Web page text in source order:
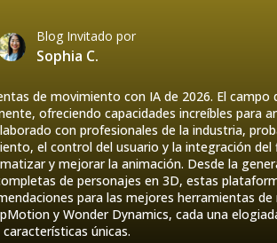
Blog Invitado por
Sophia C.
de movimiento con IA de 2026. El campo
ofreciendo capacidades increíbles para
con profesionales de la industria,
el control del usuario y la integración
y mejorar la animación. Desde la
de personajes en 3D, estas
para las mejores herramientas
y Wonder Dynamics, cada una
características únicas.